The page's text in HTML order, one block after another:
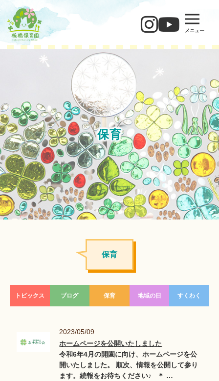
メニュー
保育
保育
トピックス ブログ 保育 地域の日 すくわく
2023/05/09
ホームページを公開いたしました
令和6年4月の開園に向け、ホームページを公
開いたしました。 順次、情報を公開して参り
ます。続報をお待ちください♪ ＊ …